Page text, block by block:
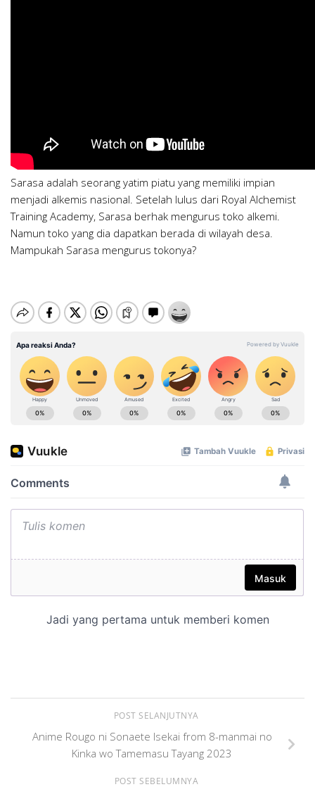
Sarasa adalah seorang yatim piatu yang memiliki impian
menjadi alkemis nasional. Setelah lulus dari Royal Alchemist
Training Academy, Sarasa berhak mengurus toko alkemi.
Namun toko yang dia dapatkan berada di wilayah desa.
Mampukah Sarasa mengurus tokonya?
POST SELANJUTNYA
Anime Rougo ni Sonaete Isekai from 8-manmai no
Kinka wo Tamemasu Tayang 2023
POST SEBELUMNYA